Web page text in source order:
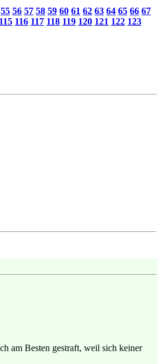
55 56 57 58 59 60 61 62 63 64 65 66 67
115 116 117 118 119 120 121 122 123
am Besten gestraft, weil sich keiner